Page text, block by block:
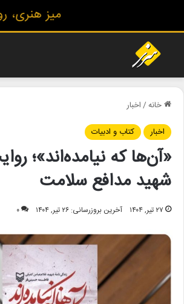
میز هنری،
خانه/اخبار
اخبار
کتاب و ادبیات
«آن‌ها که نیامده‌اند»؛
شهید مدافع سلامت
۲۷ تیر, ۱۴۰۴ آخرین بروزرسانی: ۲۶ تیر, ۱۴۰۴ ۰